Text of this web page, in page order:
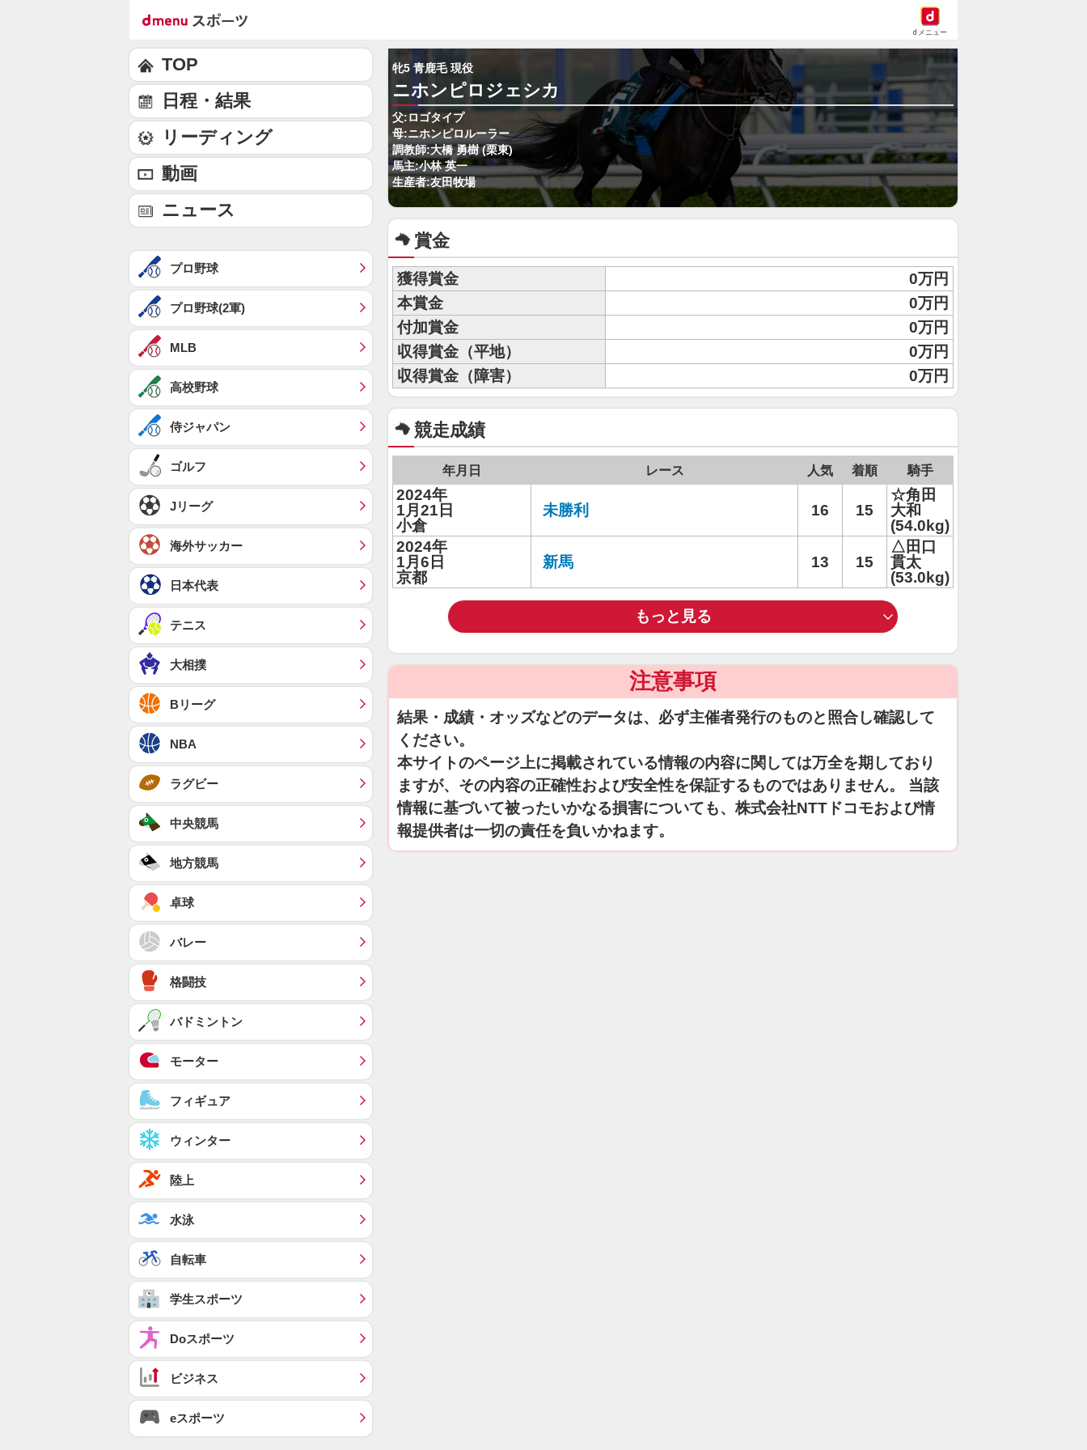
dメニュー
牝5 青鹿毛 現役
ニホンピロジェシカ
父:ロゴタイプ
母:ニホンピロルーラー
調教師:大橋 勇樹 (栗東)
馬主:小林 英一
生産者:友田牧場
賞金
獲得賞金
0万円
本賞金
0万円
付加賞金
0万円
収得賞金（平地）
0万円
収得賞金（障害）
0万円
競走成績
年月日 レース 人気 着順 騎手
2024年
1月21日
小倉
未勝利 16 15
☆角田
大和
(54.0kg)
2024年
1月6日
京都
新馬 13 15
△田口
貫太
(53.0kg)
もっと見る
注意事項
結果・成績・オッズなどのデータは、必ず主催者発行のものと照合し確認して
ください。
本サイトのページ上に掲載されている情報の内容に関しては万全を期しており
ますが、その内容の正確性および安全性を保証するものではありません。 当該
情報に基づいて被ったいかなる損害についても、株式会社NTTドコモおよび情
報提供者は一切の責任を負いかねます。
TOP
日程・結果
リーディング
動画
ニュース
プロ野球
プロ野球(2軍)
MLB
高校野球
侍ジャパン
ゴルフ
Jリーグ
海外サッカー
日本代表
テニス
大相撲
Bリーグ
NBA
ラグビー
中央競馬
地方競馬
卓球
バレー
格闘技
バドミントン
モーター
フィギュア
ウィンター
陸上
水泳
自転車
学生スポーツ
Doスポーツ
ビジネス
eスポーツ